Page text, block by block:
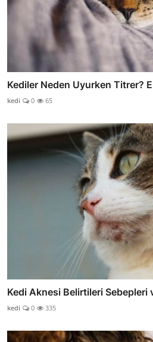
Kediler Neden Uyurken Titrer?
kedi 0 65
Kedi Aknesi Belirtileri Sebepleri
kedi 0 335